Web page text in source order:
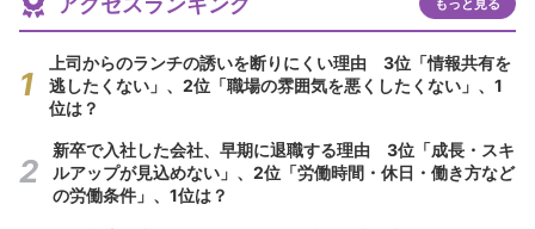
もっと見る
上司からのランチの誘いを断りにくい理由 3位「情報共有を
逃したくない」、2位「職場の雰囲気を悪くしたくない」、1
位は？
新卒で入社した会社、早期に退職する理由 3位「成長・スキ
ルアップが見込めない」、2位「労働時間・休日・働き方など
の労働条件」、1位は？